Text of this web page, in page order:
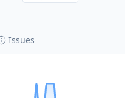
Issues